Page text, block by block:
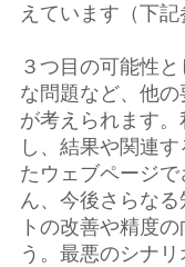
えています（下記
３つ目の可能性
な問題など、他
が考えられます
し、結果や関連
たウェブページ
ん、今後さらな
トの改善や精度
う。最悪のシナ